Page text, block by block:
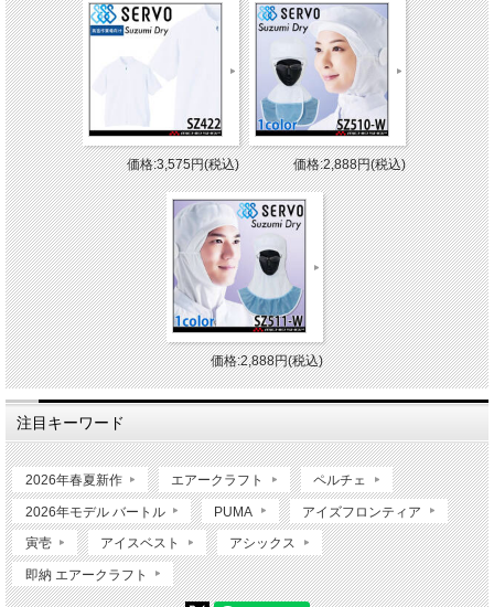
価格:3,575円(税込) 価格:2,888円(税込)
価格:2,888円(税込)
注目キーワード
2026年春夏新作 エアークラフト ペルチェ
2026年モデル バートル PUMA アイズフロンティア
寅壱 アイスベスト アシックス
即納 エアークラフト